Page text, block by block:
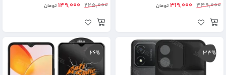
449,000
319,000تومان 225,000
149,000تومان
33%
26%